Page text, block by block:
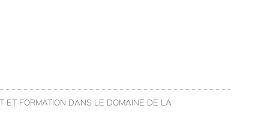
ET FORMATION DANS LE DOMAINE DE LA